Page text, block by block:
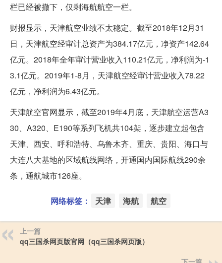
栏已经被撤下，仅剩海航航空一栏。
财报显示，天津航空业绩不太稳定。截至2018年12月31
日，天津航空经审计总资产为384.17亿元，净资产142.64
亿元。2018年全年审计营业收入110.21亿元，净利润为-1
3.1亿元。2019年1-8月，天津航空经审计营业收入78.22
亿元，净利润为6.43亿元。
天津航空官网显示，截至2019年4月底，天津航空运营A3
30、A320、E190等系列飞机共104架，逐步建立起包含
天津、西安、呼和浩特、乌鲁木齐、重庆、贵阳、海口与
大连八大基地的区域航线网络，开通国内国际航线290余
条，通航城市126座。
网络标签： 天津 海航 航空
上一篇
qq三国杀网页版官网（qq三国杀网页版）